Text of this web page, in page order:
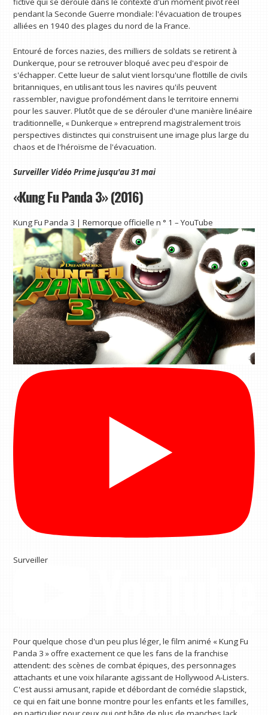
pendant la Seconde Guerre mondiale: l'évacuation de troupes
alliées en 1940 des plages du nord de la France.
Entouré de forces nazies, des milliers de soldats se retirent à
Dunkerque, pour se retrouver bloqué avec peu d'espoir de
s'échapper. Cette lueur de salut vient lorsqu'une flottille de civils
britanniques, en utilisant tous les navires qu'ils peuvent
rassembler, navigue profondément dans le territoire ennemi
pour les sauver. Plutôt que de se dérouler d'une manière linéaire
traditionnelle, « Dunkerque » entreprend magistralement trois
perspectives distinctes qui construisent une image plus large du
chaos et de l'héroïsme de l'évacuation.
Surveiller Vidéo Primejusqu'au 31 mai
«Kung Fu Panda 3» (2016)
Kung Fu Panda 3 | Remorque officielle n ° 1 – YouTube
Surveiller
Pour quelque chose d'un peu plus léger, le film animé « Kung Fu
Panda 3 » offre exactement ce que les fans de la franchise
attendent: des scènes de combat épiques, des personnages
attachants et une voix hilarante agissant de Hollywood A-Listers.
C'est aussi amusant, rapide et débordant de comédie slapstick,
ce qui en fait une bonne montre pour les enfants et les familles,